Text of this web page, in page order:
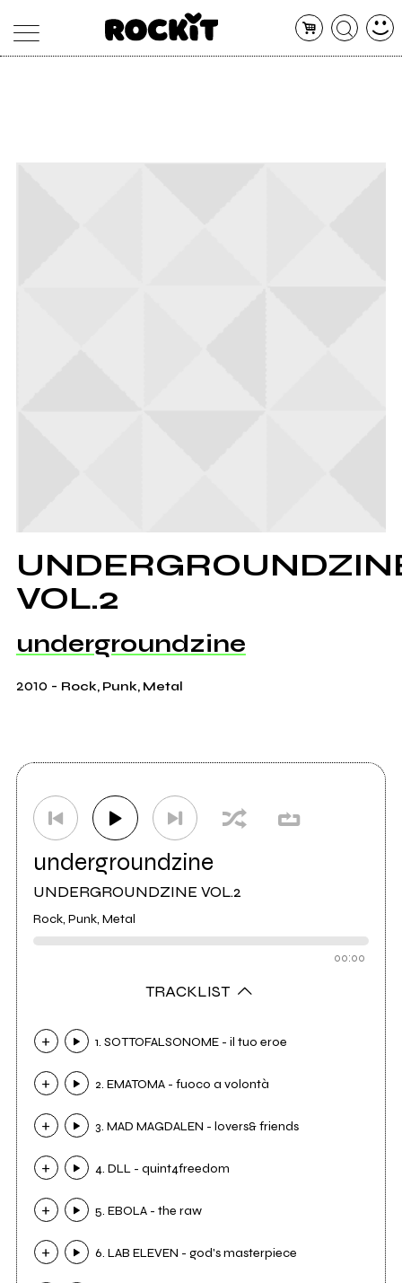
CONCERTI
VOL.2
undergroundzine
2010- Rock, Punk, Metal
undergroundzine
UNDERGROUNDZINE VOL.2
Rock, Punk, Metal
00:00
TRACKLIST
1. SOTTOFALSONOME - il tuo eroe
2. EMATOMA - fuoco a volontà
3. MAD MAGDALEN - lovers& friends
4. DLL - quint4freedom
5. EBOLA - the raw
6. LAB ELEVEN - god's masterpiece